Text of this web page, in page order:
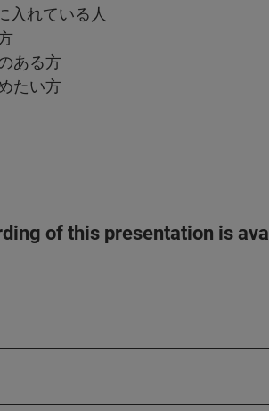
入れている人
ある方
たい方
of this presentation is